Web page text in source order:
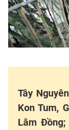
Tây
Kon Tum,
Lâm